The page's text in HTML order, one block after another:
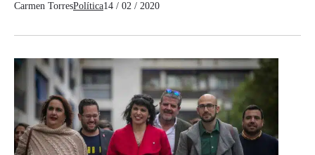
Carmen TorresPolítica14 / 02 / 2020